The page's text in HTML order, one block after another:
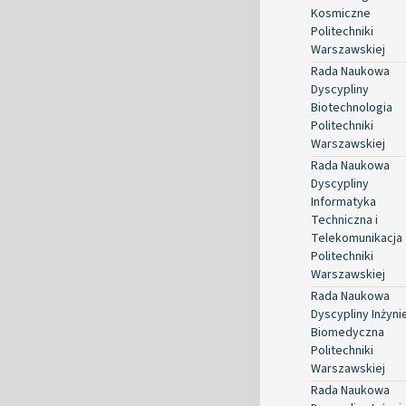
Kosmiczne
Politechniki
Warszawskiej
Rada Naukowa
Dyscypliny
Biotechnologia
Politechniki
Warszawskiej
Rada Naukowa
Dyscypliny
Informatyka
Techniczna i
Telekomunikacja
Politechniki
Warszawskiej
Rada Naukowa
Dyscypliny
Biomedyczna
Politechniki
Warszawskiej
Rada Naukowa